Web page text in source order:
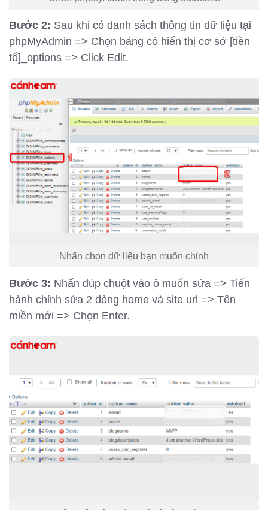
Bước 2: Sau khi có danh sách thông tin dữ liệu tại
phpMyAdmin => Chọn bảng có hiển thị cơ sở [tiền
tố]_options => Click Edit.
Nhấn chọn dữ liệu bạn muốn chỉnh
Bước 3: Nhấn đúp chuột vào ô muốn sửa => Tiến
hành chỉnh sửa 2 dòng home và site url => Tên
miền mới => Chọn Enter.